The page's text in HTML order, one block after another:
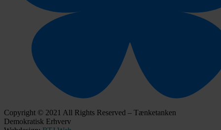
Copyright © 2021 All Rights Reserved – Tænketanken
Demokratisk Erhverv